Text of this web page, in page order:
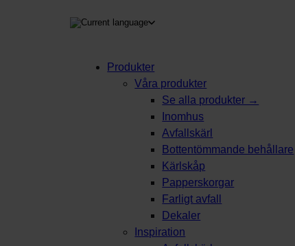
Produkter
Våra produkter
Se alla produkter →
Inomhus
Avfallskärl
Bottentömmande behållare
Kärlskåp
Papperskorgar
Farligt avfall
Dekaler
Inspiration